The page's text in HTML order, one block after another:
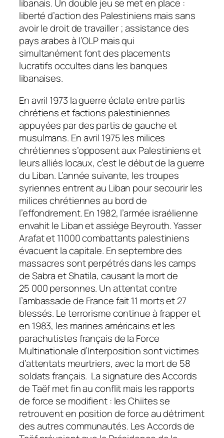
libanais. Un double jeu se met en place :
liberté d’action des Palestiniens mais sans
avoir le droit de travailler ; assistance des
pays arabes à l’OLP mais qui
simultanément font des placements
lucratifs occultes dans les banques
libanaises.
En avril 1973 la guerre éclate entre partis
chrétiens et factions palestiniennes
appuyées par des partis de gauche et
musulmans. En avril 1975 les milices
chrétiennes s’opposent aux Palestiniens et
leurs alliés locaux, c’est le début de la guerre
du Liban. L’année suivante, les troupes
syriennes entrent au Liban pour secourir les
milices chrétiennes au bord de
l’effondrement. En 1982, l’armée israélienne
envahit le Liban et assiège Beyrouth. Yasser
Arafat et 11000 combattants palestiniens
évacuent la capitale. En septembre des
massacres sont perpétrés dans les camps
de Sabra et Shatila, causant la mort de
25 000 personnes. Un attentat contre
l’ambassade de France fait 11 morts et 27
blessés. Le terrorisme continue à frapper et
en 1983, les marines américains et les
parachutistes français de la Force
Multinationale d’Interposition sont victimes
d’attentats meurtriers, avec la mort de 58
soldats français. La signature des Accords
de Taëf met fin au conflit mais les rapports
de force se modifient : les Chiites se
retrouvent en position de force au détriment
des autres communautés. Les Accords de